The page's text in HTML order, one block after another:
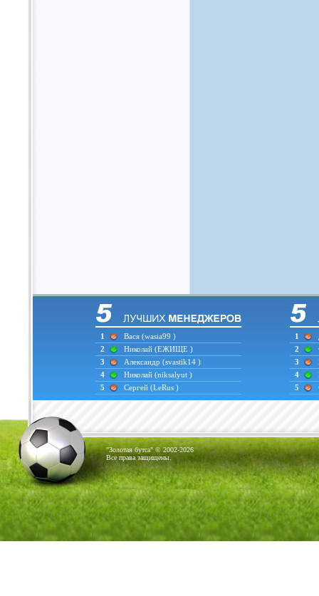
1 Вася (wasia99 )
2
Николай (ЕЖИЩЕ )
3
Александр (svastik14 )
4
Николай (niksalyut )
5
Сергей (LeRus )
1
2
3
4
5
"Золотая бутса" © 2002-2026
Все права защищены.